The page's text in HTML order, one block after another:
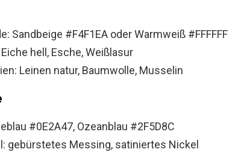
Sandbeige #F4F1EA oder Warmweiß #FFFFFF
hell, Esche, Weißlasur
Leinen natur, Baumwolle, Musselin
#0E2A47, Ozeanblau #2F5D8C
gebürstetes Messing, satiniertes Nickel